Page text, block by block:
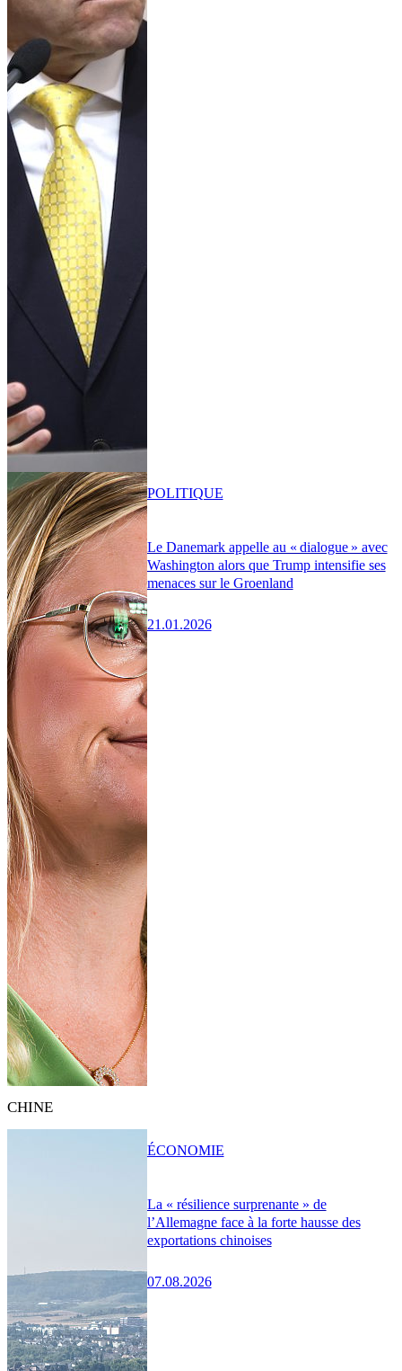
Le Danemark appelle au « dialogue » avec
Washington alors que Trump intensifie ses
menaces sur le Groenland
21.01.2026
POLITIQUE
CHINE
La « résilience surprenante » de
l’Allemagne face à la forte hausse des
exportations chinoises
07.08.2026
ÉCONOMIE